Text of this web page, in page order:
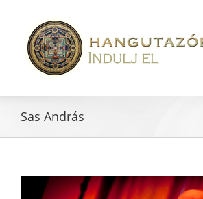
Sas András